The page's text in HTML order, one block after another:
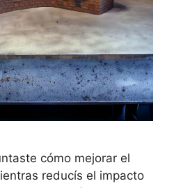
cómo mejorar el
reducís el impacto